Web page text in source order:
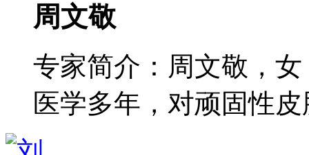
周文敬
专家简介：周文敬，
医学多年，对顽固性皮